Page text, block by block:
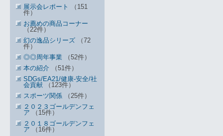
展示会レポート
（151
件）
お薦めの商品コーナー
（22件）
幻の逸品シリーズ （72
件）
◎◎周年事業 （52件）
本の紹介 （51件）
SDGs/EA21/健康-安全/社
会貢献 （123件）
スポーツ関係 （25件）
２０２３ゴールデンフェ
ア （15件）
２０１８ゴールデンフェ
ア （16件）